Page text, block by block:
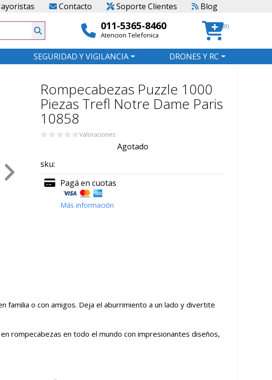
Contacto Soporte Clientes Blog
011-5365-8460
Atencion Telefonica
(0)
SEGURIDAD Y VIGILANCIA DRONES Y RC
Rompecabezas Puzzle 1000
Piezas Trefl Notre Dame Paris
10858
Valoraciones
Agotado
sku:
Pagá en cuotas
Más información
familia o con amigos. Deja el aburrimiento a un lado y divertite
rompecabezas en todo el mundo con impresionantes diseños,